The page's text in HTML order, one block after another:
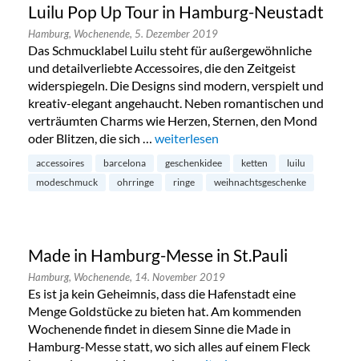
Luilu Pop Up Tour in Hamburg-Neustadt
Hamburg, Wochenende, 5. Dezember 2019
Das Schmucklabel Luilu steht für außergewöhnliche
und detailverliebte Accessoires, die den Zeitgeist
widerspiegeln. Die Designs sind modern, verspielt und
kreativ-elegant angehaucht. Neben romantischen und
verträumten Charms wie Herzen, Sternen, den Mond
oder Blitzen, die sich … „Luilu Pop Up Tour in Hamburg-
weiterlesen
accessoires barcelona geschenkidee ketten
luilu
modeschmuck
ohrringe ringe weihnachtsgeschenke
Made in Hamburg-Messe in St.Pauli
Hamburg, Wochenende, 14. November 2019
Es ist ja kein Geheimnis, dass die Hafenstadt eine
Menge Goldstücke zu bieten hat. Am kommenden
Wochenende findet in diesem Sinne die Made in
Hamburg-Messe statt, wo sich alles auf einem Fleck